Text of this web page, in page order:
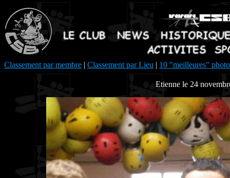
Classement par membre | Classement par Lieu | 10 "meilleures"
Etienne le 24